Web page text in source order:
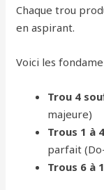
Chaque trou
en aspirant.
Voici les
Trou 4
majeure)
Trous 1 à 4
parfait
Trous 6 à